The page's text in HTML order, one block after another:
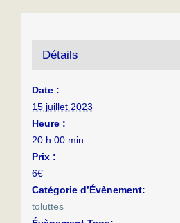
Détails
Date :
15 juillet 2023
Heure :
20 h 00 min
Prix :
6€
Catégorie d’Évènement:
toluttes